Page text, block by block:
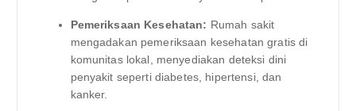
Pemeriksaan Kesehatan: Rumah sakit
mengadakan pemeriksaan kesehatan gratis di
komunitas lokal, menyediakan deteksi dini
penyakit seperti diabetes, hipertensi, dan
kanker.